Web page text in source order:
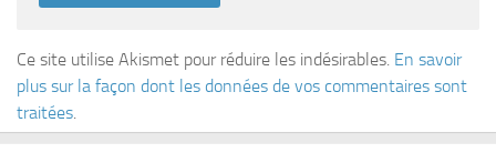
Ce site utilise Akismet pour réduire les indésirables. En savoir
plus sur la façon dont les données de vos commentaires sont
traitées.